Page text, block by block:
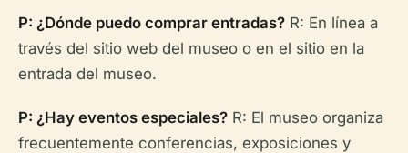
P: ¿Dónde puedo comprar entradas? R: En línea a
través del sitio web del museo o en el sitio en la
entrada del museo.
P: ¿Hay eventos especiales? R: El museo organiza
frecuentemente conferencias, exposiciones y